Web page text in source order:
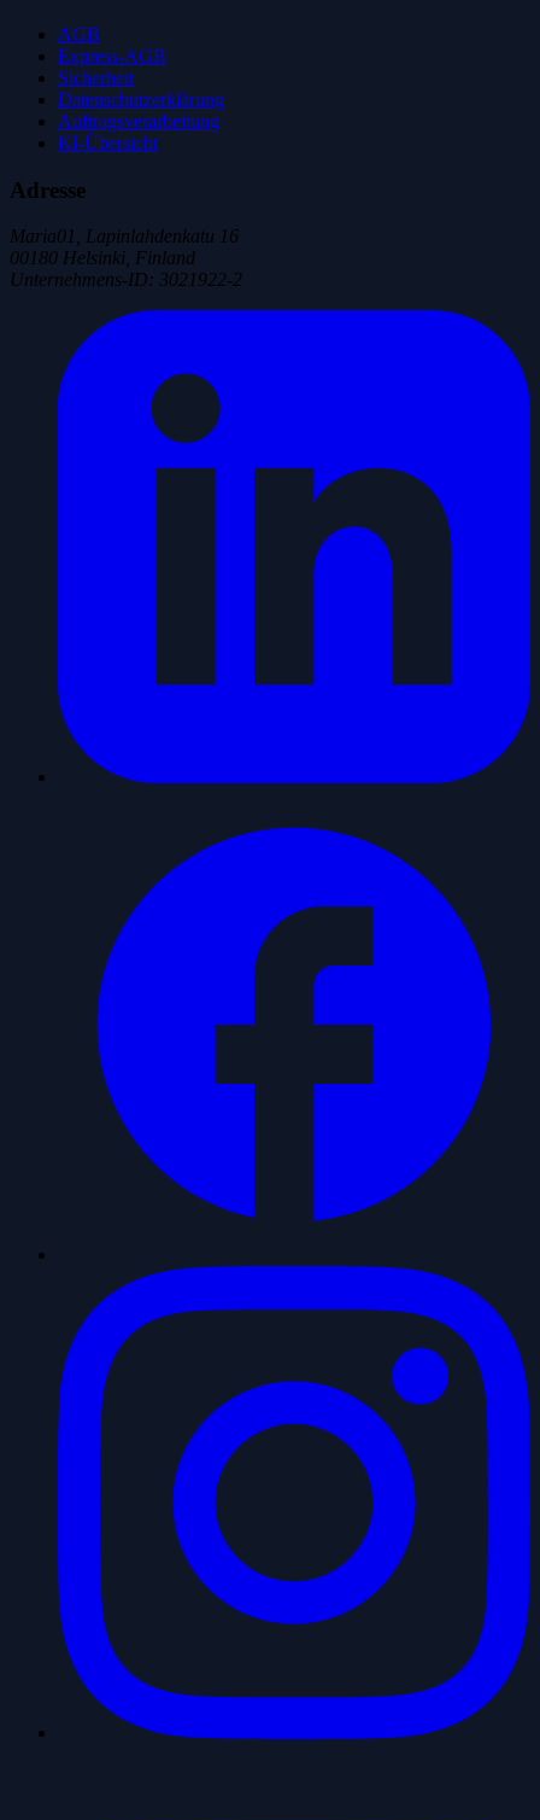
AGB
Express-AGB
Sicherheit
Datenschutzerklärung
Auftragsverarbeitung
KI-Übersicht
Adresse
Maria01, Lapinlahdenkatu 16
00180 Helsinki, Finland
Unternehmens-ID: 3021922-2